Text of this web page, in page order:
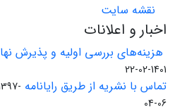
نقشه سایت
اخبار و اعلانات
هزینه‌های بررسی اولیه و پذیرش
1401-02-22
تماس با نشریه از طریق رایانامه asatid83@gmail.com ...
04-06